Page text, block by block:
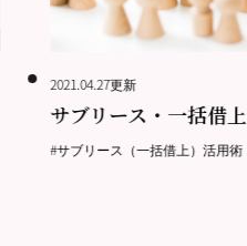
2021.04.27更新
サブリース・一括借
#サブリース（一括借上）活用術